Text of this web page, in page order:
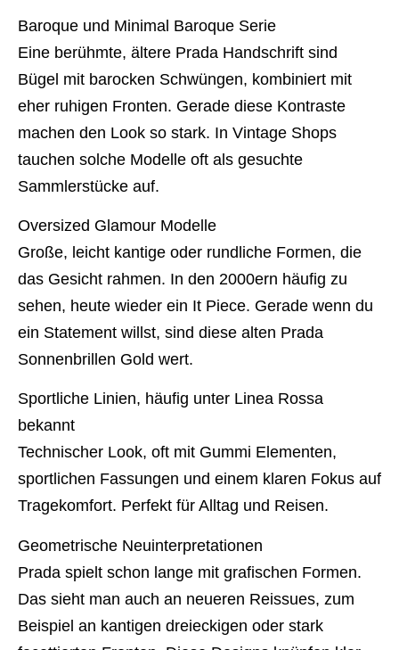
Baroque und Minimal Baroque Serie
Eine berühmte, ältere Prada Handschrift sind
Bügel mit barocken Schwüngen, kombiniert mit
eher ruhigen Fronten. Gerade diese Kontraste
machen den Look so stark. In Vintage Shops
tauchen solche Modelle oft als gesuchte
Sammlerstücke auf.
Oversized Glamour Modelle
Große, leicht kantige oder rundliche Formen, die
das Gesicht rahmen. In den 2000ern häufig zu
sehen, heute wieder ein It Piece. Gerade wenn du
ein Statement willst, sind diese alten Prada
Sonnenbrillen Gold wert.
Sportliche Linien, häufig unter Linea Rossa
bekannt
Technischer Look, oft mit Gummi Elementen,
sportlichen Fassungen und einem klaren Fokus auf
Tragekomfort. Perfekt für Alltag und Reisen.
Geometrische Neuinterpretationen
Prada spielt schon lange mit grafischen Formen.
Das sieht man auch an neueren Reissues, zum
Beispiel an kantigen dreieckigen oder stark